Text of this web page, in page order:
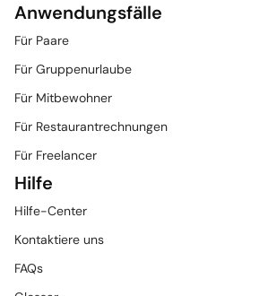
Anwendungsfälle
Für Paare
Für Gruppenurlaube
Für Mitbewohner
Für Restaurantrechnungen
Für Freelancer
Hilfe
Hilfe-Center
Kontaktiere uns
FAQs